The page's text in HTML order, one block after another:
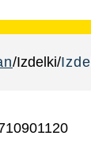
Izdelki